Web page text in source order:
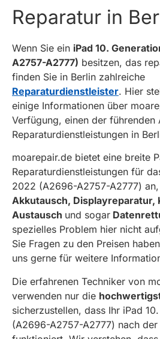
Reparatur in
Wenn Sie ein iPad 10.
A2757-A2777) besitzen, das
finden Sie in Berlin zahlreiche
Reparaturdienstleister. Hier
einige Informationen über
Verfügung, einen der
Reparaturdienstleistungen in
moarepair.de bietet eine breite
Reparaturdienstleistungen für
2022 (A2696-A2757-A2777)
Akkutausch, Displayreparatur,
Austausch und sogar
spezielles Problem hier nicht
Sie Fragen zu den Preisen
uns gerne für weitere
Die erfahrenen Techniker von
verwenden nur die
sicherzustellen, dass Ihr iPad
(A2696-A2757-A2777) nach